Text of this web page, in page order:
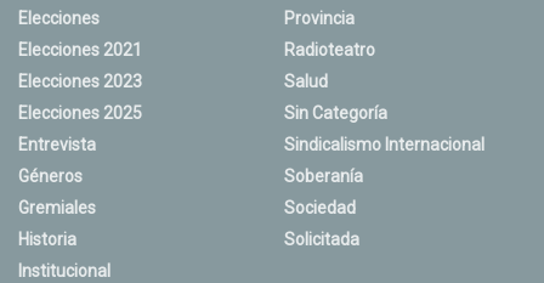
Elecciones
Elecciones 2021
Elecciones 2023
Elecciones 2025
Entrevista
Géneros
Gremiales
Historia
Institucional
Provincia
Radioteatro
Salud
Sin Categoría
Sindicalismo Internacional
Soberanía
Sociedad
Solicitada